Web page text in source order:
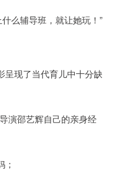
么辅导班，就让她玩！”
呈现了当代育儿中十分缺
演邵艺辉自己的亲身经
；